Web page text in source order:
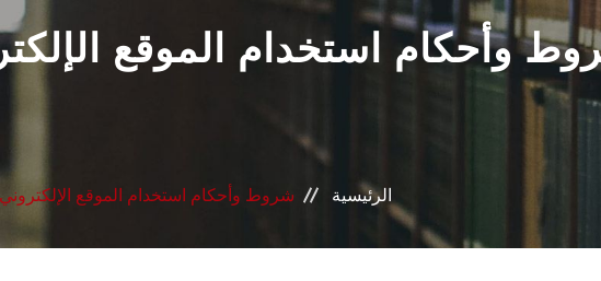
وأحكام استخدام الموقع
الرئيسية شروط وأحكام استخدام الموقع